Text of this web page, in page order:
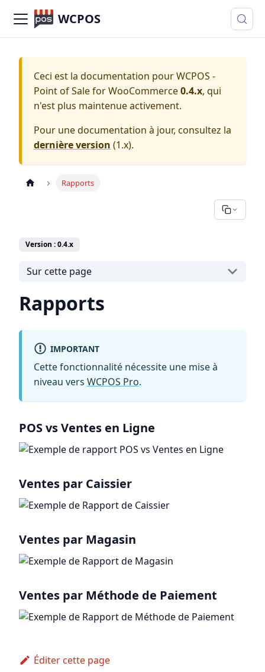
WCPOS
Ceci est la documentation pourWCPOS -
Point of Sale for WooCommerce0.4.x, qui
n'est plus maintenue activement.
Pour une documentation à jour, consultez la
dernière version (1.x).
Rapports
Version : 0.4.x
Sur cette page
Rapports
IMPORTANT
Cette fonctionnalité nécessite une mise à
niveau vers WCPOS Pro.
POS vs Ventes en Ligne
Ventes par Caissier
Ventes par Magasin
Ventes par Méthode de Paiement
Éditer cette page